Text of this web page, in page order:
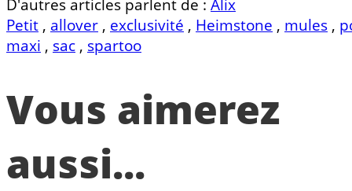
D'autres articles parlent de : Alix
Petit , allover , exclusivité , Heimstone , mules ,
maxi , sac , spartoo
Vous aimerez
aussi...